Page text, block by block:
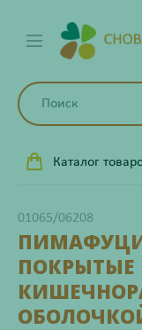
Каталог
01065/06208
ПОКРЫТЫЕ